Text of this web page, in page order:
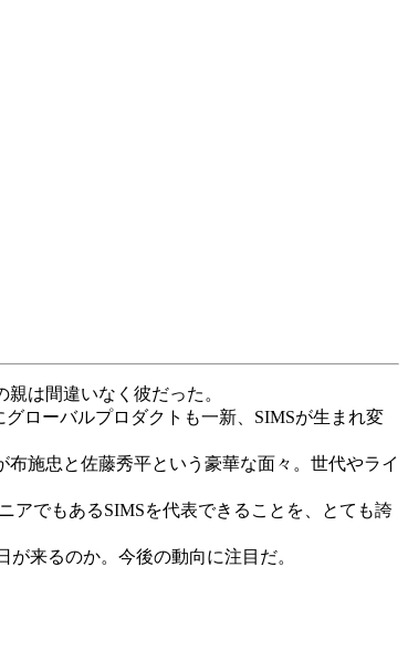
は間違いなく彼だった。
ローバルプロダクトも一新、SIMSが生まれ変
施忠と佐藤秀平という豪華な面々。世代やライ
アでもあるSIMSを代表できることを、とても誇
来るのか。今後の動向に注目だ。